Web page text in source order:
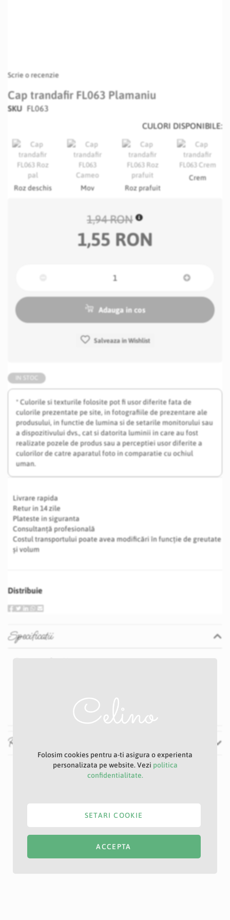
Scrie o recenzie
Cap trandafir FL063 Plamaniu
SKU FL063
* Culorile si texturile folosite pot fi usor diferite fata de
culorile prezentate pe site, in fotografiile de prezentare ale
produsului, in functie de lumina si de setarile monitorului sau
a dispozitivului dvs., cat si datorita luminii in care au fost
realizate pozele de produs sau a perceptiei usor diferite a
culorilor de catre aparatul foto in comparatie cu ochiul
uman.
Livrare rapida
Retur in 14 zile
Plateste in siguranta
Consultanță profesională
Costul transportului poate avea modificări în funcție de greutate
și volum
Distribuie
CULORI DISPONIBILE:
Roz deschis Mov Roz prafuit
Crem
1,94 RON
1,55 RON
Adauga in cos
Salveaza in Wishlist
Specificatii
7 cm
Recenzii
Folosim cookies pentru a-ti asigura o experienta
personalizata pe website. Vezi politica
confidentialitate.
ACCEPTA
SETARI COOKIE